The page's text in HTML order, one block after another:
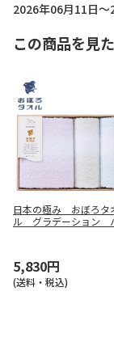
2026年06月11日
この商品を見
日本の極み おぼろタ
ル グラデーション
5,830円
(送料・税込)